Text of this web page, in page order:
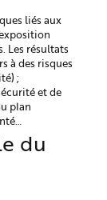
liés aux
Les résultats
à des risques
;
et de
plan
du